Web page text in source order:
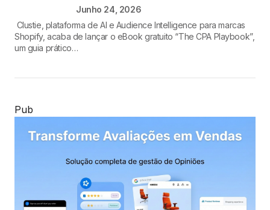
Junho 24, 2026
Clustie, plataforma de AI e Audience Intelligence para marcas
Shopify, acaba de lançar o eBook gratuito “The CPA Playbook”,
um guia prático…
Pub